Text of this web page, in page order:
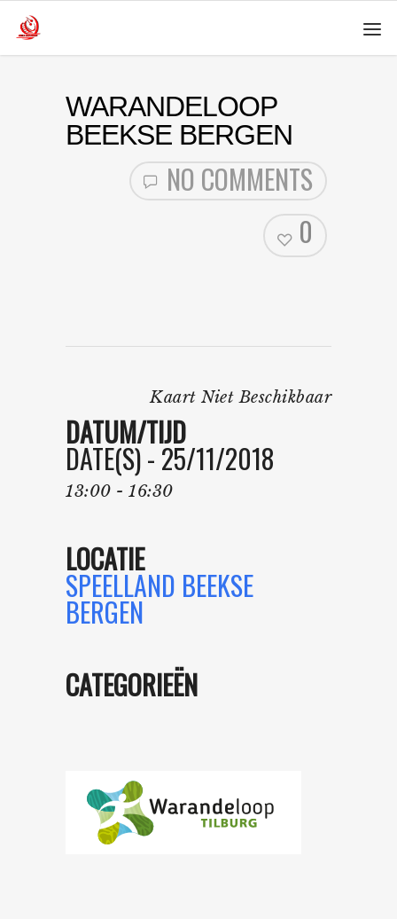
WARANDELOOP
BEEKSE BERGEN
NO COMMENTS
0
Kaart Niet Beschikbaar
DATUM/TIJD
DATE(S) - 25/11/2018
13:00 - 16:30
LOCATIE
SPEELLAND BEEKSE
BERGEN
CATEGORIEËN